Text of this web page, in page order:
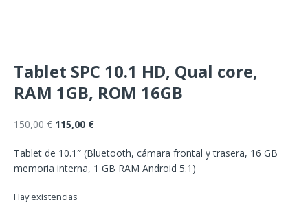
Tablet SPC 10.1 HD, Qual core,
RAM 1GB, ROM 16GB
150,00€ 115,00 €
Tablet de 10.1″ (Bluetooth, cámara frontal y trasera, 16 GB
memoria interna, 1 GB RAM Android 5.1)
Hay existencias